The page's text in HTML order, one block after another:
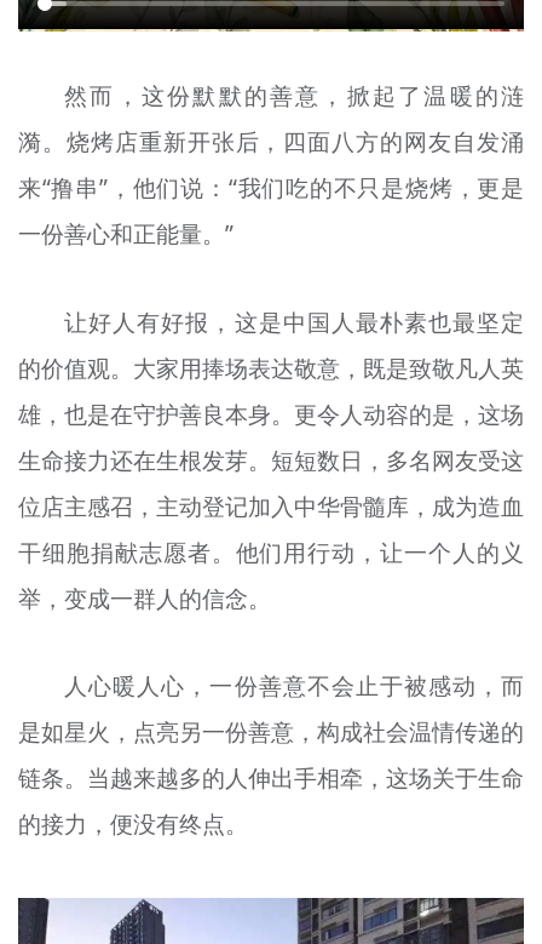
然而，这份默默的善意，掀起了温暖的涟
漪。烧烤店重新开张后，四面八方的网友自发涌
来“撸串”，他们说：“我们吃的不只是烧烤，更是
一份善心和正能量。”
让好人有好报，这是中国人最朴素也最坚定
的价值观。大家用捧场表达敬意，既是致敬凡人英
雄，也是在守护善良本身。更令人动容的是，这场
生命接力还在生根发芽。短短数日，多名网友受这
位店主感召，主动登记加入中华骨髓库，成为造血
干细胞捐献志愿者。他们用行动，让一个人的义
举，变成一群人的信念。
人心暖人心，一份善意不会止于被感动，而
是如星火，点亮另一份善意，构成社会温情传递的
链条。当越来越多的人伸出手相牵，这场关于生命
的接力，便没有终点。